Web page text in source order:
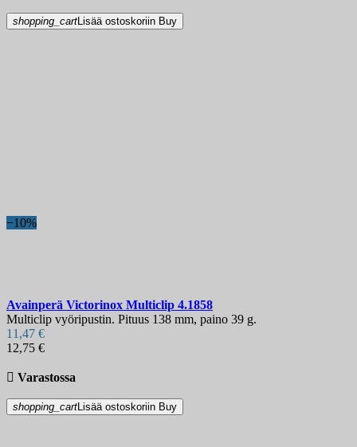
shopping_cartLisää ostoskoriin Buy
−10%
Avainperä Victorinox Multiclip 4.1858
Multiclip vyöripustin. Pituus 138 mm, paino 39 g.
11,47 €
12,75 €
 Varastossa
shopping_cartLisää ostoskoriin Buy